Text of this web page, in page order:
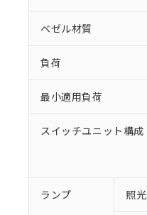
ベゼル材質
負荷
最小適用負荷
スイッチユニット構成
ランプ 照